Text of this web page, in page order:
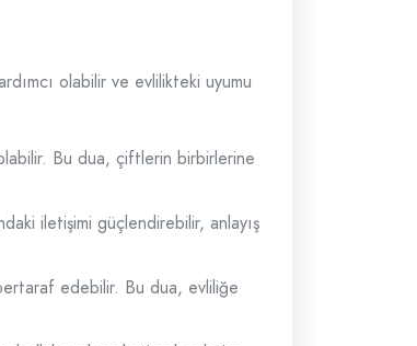
olabilir ve evlilikteki uyumu
Bu dua, çiftlerin birbirlerine
iletişimi güçlendirebilir, anlayış
edebilir. Bu dua, evliliğe